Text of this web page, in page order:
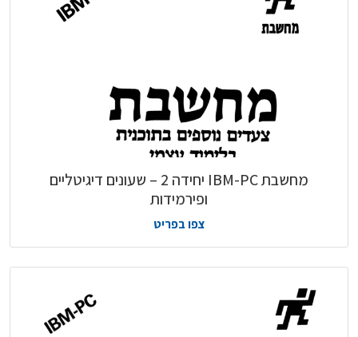
מחשבת IBM-PC יחידה 2 – שעונים דיגיטליים
ופירמידות
צפו בפריט